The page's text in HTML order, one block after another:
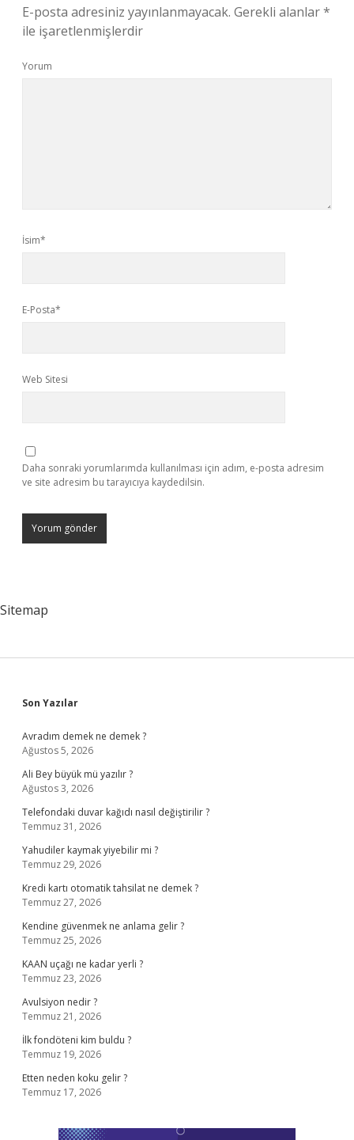
E-posta adresiniz yayınlanmayacak. Gerekli alanlar*
ile işaretlenmişlerdir
Yorum
İsim*
E-Posta*
Web Sitesi
Daha sonraki yorumlarımda kullanılması için adım, e-posta adresim
ve site adresim bu tarayıcıya kaydedilsin.
Sitemap
Sidebar
Son Yazılar
Avradım demek ne demek ?
Ağustos 5, 2026
Ali Bey büyük mü yazılır ?
Ağustos 3, 2026
Telefondaki duvar kağıdı nasıl değiştirilir ?
Temmuz 31, 2026
Yahudiler kaymak yiyebilir mi ?
Temmuz 29, 2026
Kredi kartı otomatik tahsilat ne demek ?
Temmuz 27, 2026
Kendine güvenmek ne anlama gelir ?
Temmuz 25, 2026
KAAN uçağı ne kadar yerli ?
Temmuz 23, 2026
Avulsiyon nedir ?
Temmuz 21, 2026
İlk fondöteni kim buldu ?
Temmuz 19, 2026
Etten neden koku gelir ?
Temmuz 17, 2026